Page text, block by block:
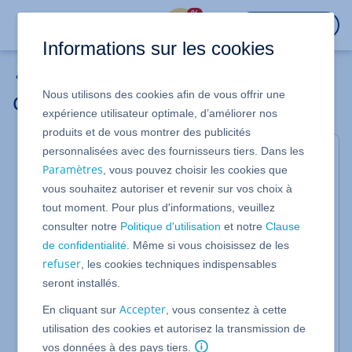
%
Créer une politique de conservation
Pour Archivage d'emails
Cet article explique comment créer une nouvelle
politique de conservation dans Archivage d'emails.
Cela est nécessaire, par exemple, pour définir des
paramètres spécifiques qui ne s'appliquent qu'à
certaines boîtes aux lettres électroniques.
Pour créer une politique de conservation, procédez
comme suit :
Connectez-vous à votre
compte IONOS.
Cliquez dans la navigation principale en haut à
gauche surMenupuis sur
Informations sur les cookies
Nous utilisons des cookies afin de vous offrir une
expérience utilisateur optimale, d’améliorer nos
produits et de vous montrer des publicités
personnalisées avec des fournisseurs tiers. Dans les
Paramètres , vous pouvez choisir les cookies que
vous souhaitez autoriser et revenir sur vos choix à
tout moment. Pour plus d'informations, veuillez
consulter notre Politique d'utilisation et notreClause
de confidentialité . Même si vous choisissez de les
refuser , les cookies techniques indispensables
seront installés.
En cliquant surAccepter , vous consentez à cette
utilisation des cookies et autorisez la transmission de
vos données à des pays tiers.